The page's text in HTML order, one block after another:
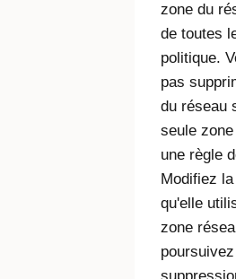
zone du
de toutes
politique.
pas
du réseau
seule
une règle
Modifiez
qu'elle
zone